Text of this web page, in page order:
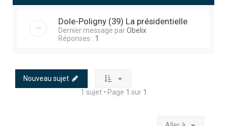
Dole-Poligny (39) La présidentielle
Dernier message parObelix
Réponses : 1
Nouveau sujet
1 sujet • Page 1 sur 1